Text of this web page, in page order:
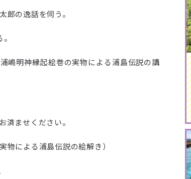
郎の逸話を伺う。
嶋明神縁起絵巻の実物による浦島伝説の講
済ませください。
による浦島伝説の絵解き）